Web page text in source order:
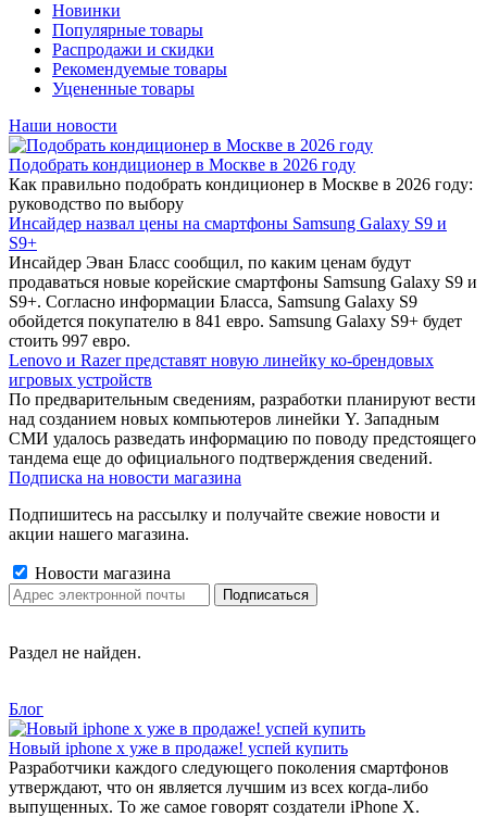
Новинки
Популярные товары
Распродажи и скидки
Рекомендуемые товары
Уцененные товары
Наши новости
Подобрать кондиционер в Москве в 2026 году
Как правильно подобрать кондиционер в Москве в 2026 году:
руководство по выбору
Инсайдер назвал цены на смартфоны Samsung Galaxy S9 и
S9+
Инсайдер Эван Бласс сообщил, по каким ценам будут
продаваться новые корейские смартфоны Samsung Galaxy S9 и
S9+. Согласно информации Бласса, Samsung Galaxy S9
обойдется покупателю в 841 евро. Samsung Galaxy S9+ будет
стоить 997 евро.
Lenovo и Razer представят новую линейку ко-брендовых
игровых устройств
По предварительным сведениям, разработки планируют вести
над созданием новых компьютеров линейки Y. Западным
СМИ удалось разведать информацию по поводу предстоящего
тандема еще до официального подтверждения сведений.
Подписка на новости магазина
Подпишитесь на рассылку и получайте свежие новости и
акции нашего магазина.
Новости магазина
Раздел не найден.
Блог
Новый iphone x уже в продаже! успей купить
Разработчики каждого следующего поколения смартфонов
утверждают, что он является лучшим из всех когда-либо
выпущенных. То же самое говорят создатели iPhone X.